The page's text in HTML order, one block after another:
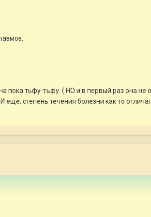
пока тьфу-тьфу. ( НО и в первый раз она не
степень течения болезни как то